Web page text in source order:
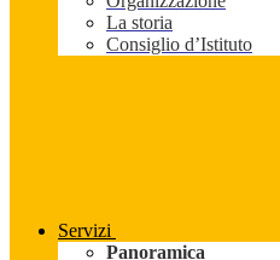
La storia
Consiglio d’Istituto
Servizi
Panoramica